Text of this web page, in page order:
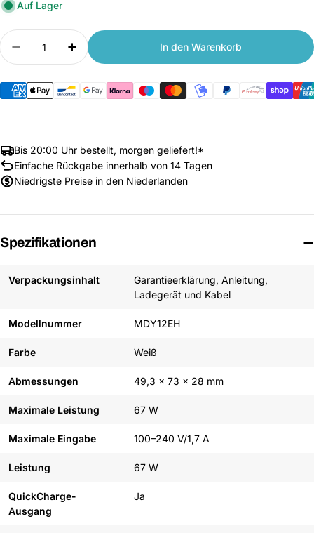
Auf Lager
Anzahl
Menge verringern für Xiaomi 67W HyperCharge
Anzahl erhöhen für Xiaomi 67W
In den Warenkorb
Bis 20:00 Uhr bestellt, morgen geliefert!*
Einfache Rückgabe innerhalb von 14 Tagen
Niedrigste Preise in den Niederlanden
Spezifikationen
Verpackungsinhalt
Garantieerklärung, Anleitung,
Ladegerät und Kabel
Modellnummer MDY12EH
Farbe Weiß
Abmessungen 49,3 x 73 x 28 mm
Maximale Leistung 67 W
Maximale Eingabe 100–240 V/1,7 A
Leistung 67 W
QuickCharge-
Ausgang
Ja